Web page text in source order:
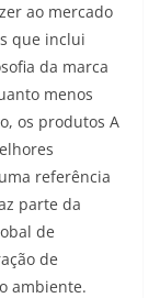
ao mercado
que inclui
da marca
menos
os produtos A
referência
parte da
de
de
ambiente.